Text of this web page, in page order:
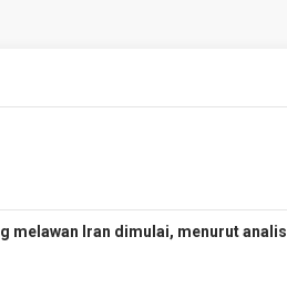
melawan Iran dimulai, menurut analis